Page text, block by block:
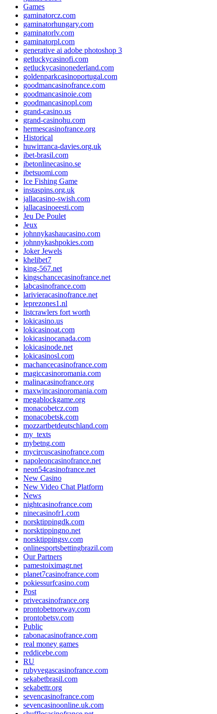
Games
gaminatorcz.com
gaminatorhungary.com
gaminatorlv.com
gaminatorpl.com
generative ai adobe photoshop 3
getluckycasinofi.com
getluckycasinonederland.com
goldenparkcasinoportugal.com
goodmancasinofrance.com
goodmancasinoie.com
goodmancasinopl.com
grand-casino.us
grand-casinohu.com
hermescasinofrance.org
Historical
huwirranca-davies.org.uk
ibet-brasil.com
ibetonlinecasino.se
ibetsuomi.com
Ice Fishing Game
instaspins.org.uk
jallacasino-swish.com
jallacasinoeesti.com
Jeu De Poulet
Jeux
johnnykashaucasino.com
johnnykashpokies.com
Joker Jewels
khelibet7
king-567.net
kingschancecasinofrance.net
labcasinofrance.com
larivieracasinofrance.net
leprezones1.nl
listcrawlers fort worth
lokicasino.us
lokicasinoat.com
lokicasinocanada.com
lokicasinode.net
lokicasinosl.com
machancecasinofrance.com
magiccasinoromania.com
malinacasinofrance.org
maxwincasinoromania.com
megablockgame.org
monacobetcz.com
monacobetsk.com
mozzartbetdeutschland.com
my_texts
mybetng.com
mycircuscasinofrance.com
napoleoncasinofrance.net
neon54casinofrance.net
New Casino
New Video Chat Platform
News
nightcasinofrance.com
ninecasinofr1.com
norsktippingdk.com
norsktippingno.net
norsktippingsv.com
onlinesportsbettingbrazil.com
Our Partners
pamestoiximagr.net
planet7casinofrance.com
pokiessurfcasino.com
Post
privecasinofrance.org
prontobetnorway.com
prontobetsv.com
Public
rabonacasinofrance.com
real money games
reddicebe.com
RU
rubyvegascasinofrance.com
sekabetbrasil.com
sekabettr.org
sevencasinofrance.com
sevencasinoonline.uk.com